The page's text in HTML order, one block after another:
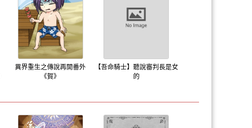
異界重生之傳說再開番外
《賀》
【吾命騎士】聽說審判長是女
的